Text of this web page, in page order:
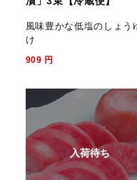
風味豊かな低塩のしょう
け
909 円
入荷待ち